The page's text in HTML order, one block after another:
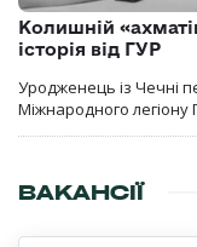
Колишній
історія від ГУР
Уродженець із Чечні
Міжнародного легіону
ВАКАНСІЇ